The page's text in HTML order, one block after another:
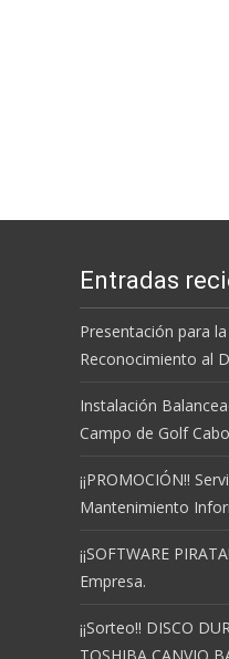
Entradas
Presentación para
Reconocimiento al
Instalación
Campo de Golf
¡¡PROMOCIÓN!!
Mantenimiento
¡¡SOFTWARE
Empresa.
¡¡Sorteo!! DISCO